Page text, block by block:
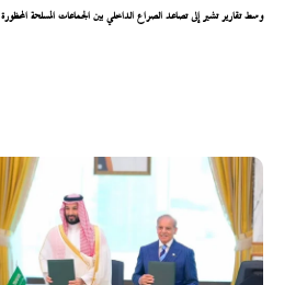
وسط تقارير تشير إلى تصاعد الصراع الداخلي بين الجماعات المسلحة المحظورة